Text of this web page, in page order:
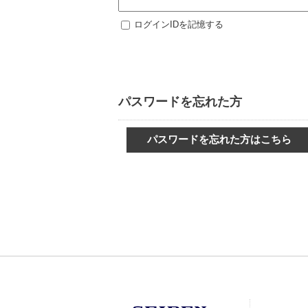
ログインIDを記憶する
パスワードを忘れた方
パスワードを忘れた方はこちら